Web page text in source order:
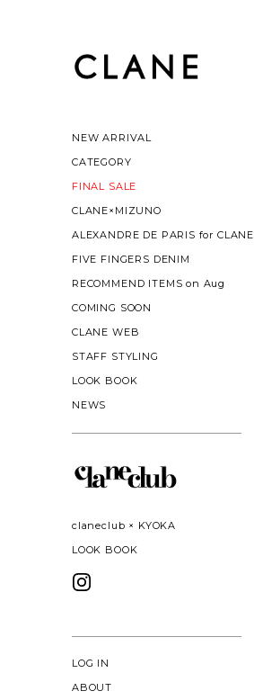
NEW ARRIVAL
CATEGORY
FINAL SALE
CLANE×MIZUNO
ALEXANDRE DE PARIS for CLANE
FIVE FINGERS DENIM
RECOMMEND ITEMS on Aug
COMING SOON
CLANE WEB
STAFF STYLING
LOOK BOOK
NEWS
claneclub × KYOKA
LOOK BOOK
LOG IN
ABOUT